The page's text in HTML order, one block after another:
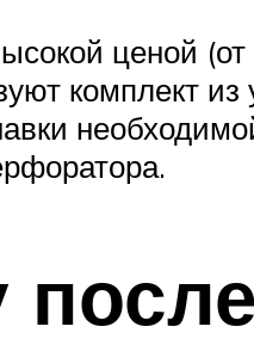
ценой
комплект